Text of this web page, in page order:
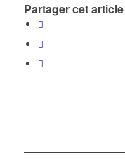
Partager cet article